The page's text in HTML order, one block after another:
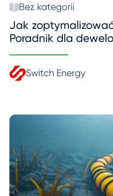
Bez kategorii
Jak
Poradnik dla
Switch Energy